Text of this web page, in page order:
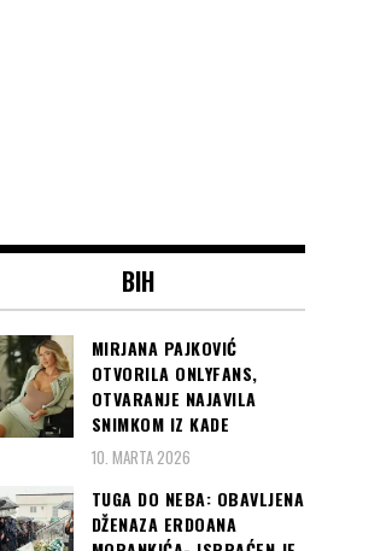
BIH
MIRJANA PAJKOVIĆ
OTVORILA ONLYFANS,
OTVARANJE NAJAVILA
SNIMKOM IZ KADE
10. MARTA 2026
TUGA DO NEBA: OBAVLJENA
DŽENAZA ERDOANA